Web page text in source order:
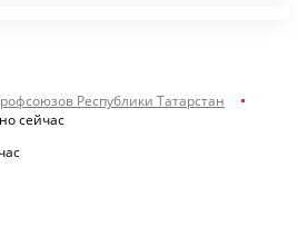
Республики Татарстан
сейчас